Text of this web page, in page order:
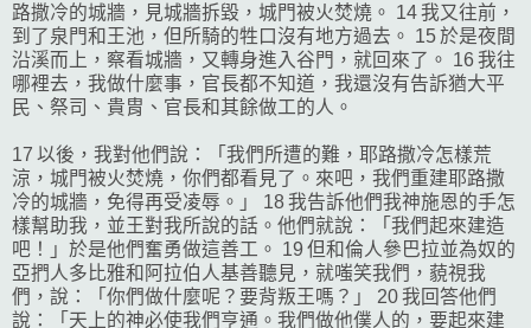
路撒冷的城牆，見城牆拆毀，城門被火焚燒。 14 我又往前，
到了泉門和王池，但所騎的牲口沒有地方過去。 15 於是夜間
沿溪而上，察看城牆，又轉身進入谷門，就回來了。 16 我往
哪裡去，我做什麼事，官長都不知道，我還沒有告訴猶大平
民、祭司、貴胄、官長和其餘做工的人。
17 以後，我對他們說：「我們所遭的難，耶路撒冷怎樣荒
涼，城門被火焚燒，你們都看見了。來吧，我們重建耶路撒
冷的城牆，免得再受凌辱。」 18 我告訴他們我神施恩的手怎
樣幫助我，並王對我所說的話。他們就說：「我們起來建造
吧！」於是他們奮勇做這善工。 19 但和倫人參巴拉並為奴的
亞捫人多比雅和阿拉伯人基善聽見，就嗤笑我們，藐視我
們，說：「你們做什麼呢？要背叛王嗎？」 20 我回答他們
說：「天上的神必使我們亨通。我們做他僕人的，要起來建